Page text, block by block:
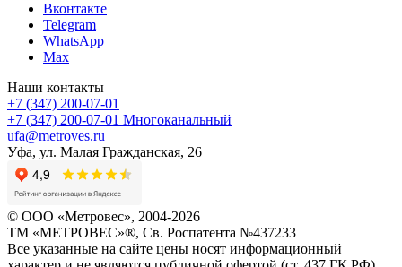
Вконтакте
Telegram
WhatsApp
Max
Наши контакты
+7 (347) 200-07-01
+7 (347) 200-07-01 Многоканальный
ufa@metroves.ru
Уфа, ул. Малая Гражданская, 26
© ООО «Метровес», 2004-2026
ТМ «МЕТРОВЕС»®, Св. Роспатента №4​3​7​2​3​3
Все указанные на сайте цены носят информационный